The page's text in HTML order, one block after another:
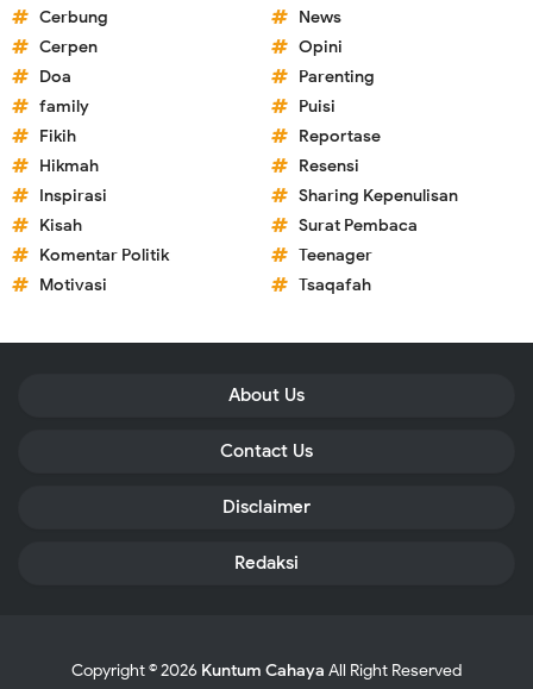
Cerbung
Cerpen
Doa
family
Fikih
Hikmah
Inspirasi
Kisah
Komentar Politik
Motivasi
News
Opini
Parenting
Puisi
Reportase
Resensi
Sharing Kepenulisan
Surat Pembaca
Teenager
Tsaqafah
About Us
Contact Us
Disclaimer
Redaksi
Copyright ©2026 Kuntum Cahaya All Right Reserved